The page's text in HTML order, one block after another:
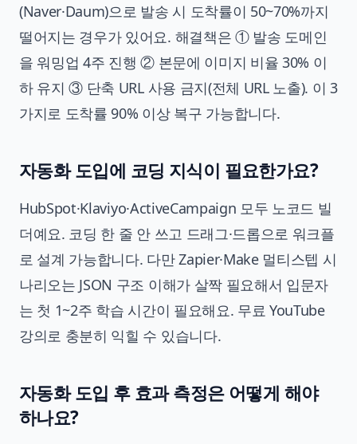
(Naver·Daum)으로 발송 시 도착률이 50~70%까지
떨어지는 경우가 있어요. 해결책은 ① 발송 도메인
을 워밍업 4주 진행 ② 본문에 이미지 비율 30% 이
하 유지 ③ 단축 URL 사용 금지(전체 URL 노출). 이 3
가지로 도착률 90% 이상 복구 가능합니다.
자동화 도입에 코딩 지식이 필요한가요?
HubSpot·Klaviyo·ActiveCampaign 모두 노코드 빌
더예요. 코딩 한 줄 안 쓰고 드래그·드롭으로 워크플
로 설계 가능합니다. 다만 Zapier·Make 멀티스텝 시
나리오는 JSON 구조 이해가 살짝 필요해서 입문자
는 첫 1~2주 학습 시간이 필요해요. 무료 YouTube
강의로 충분히 익힐 수 있습니다.
자동화 도입 후 효과 측정은 어떻게 해야
하나요?